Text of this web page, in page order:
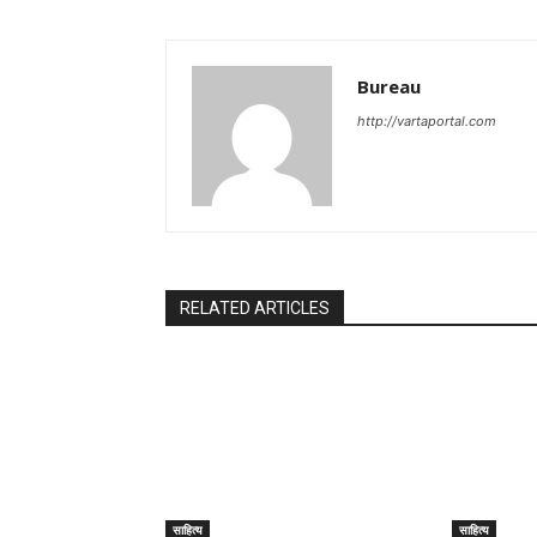
Bureau
http://vartaportal.com
RELATED ARTICLES
साहित्य साहित्य